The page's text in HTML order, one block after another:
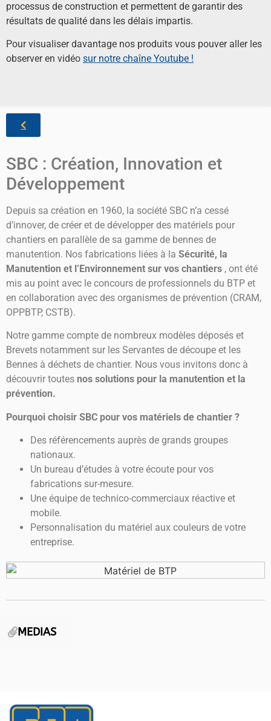
processus de construction et permettent de garantir des
résultats de qualité dans les délais impartis.
Pour visualiser davantage nos produits vous pouver aller les
observer en vidéo sur notre chaîne Youtube !
SBC : Création, Innovation et
Développement
Depuis sa création en 1960, la société SBC n’a cessé
d’innover, de créer et de développer des matériels pour
chantiers en parallèle de sa gamme de bennes de
manutention. Nos fabrications liées à la Sécurité, la
Manutention et l’Environnement sur vos chantiers , ont été
mis au point avec le concours de professionnels du BTP et
en collaboration avec des organismes de prévention (CRAM,
OPPBTP, CSTB).
Notre gamme compte de nombreux modèles déposés et
Brevets notamment sur les Servantes de découpe et les
Bennes à déchets de chantier. Nous vous invitons donc à
découvrir toutes nos solutions pour la manutention et la
prévention.
Pourquoi choisir SBC pour vos matériels de chantier ?
Des référencements auprès de grands groupes
nationaux.
Un bureau d’études à votre écoute pour vos
fabrications sur-mesure.
Une équipe de technico-commerciaux réactive et
mobile.
Personnalisation du matériel aux couleurs de votre
entreprise.
MEDIAS